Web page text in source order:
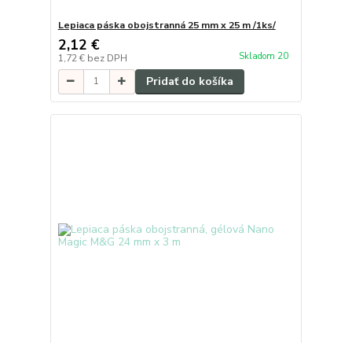
Lepiaca páska obojstranná 25 mm x 25 m /1ks/
2,12 €
1,72 € bez DPH Skladom 20
Pridať do košíka